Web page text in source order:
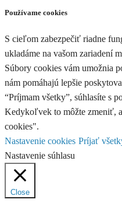
Používame cookies
S cieľom zabezpečiť riadne
ukladáme na vašom zariadení
Súbory cookies vám umožnia
nám pomáhajú lepšie
“Príjmam všetky”, súhlasíte s
Kedykoľvek to môžte zmeniť,
cookies".
Nastavenie cookies Príjať
Nastavenie súhlasu
Close